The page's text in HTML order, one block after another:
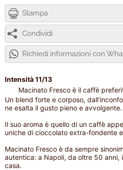
Stampa
Condividi
Richiedi informazioni con
Intensità 11/13
Macinato Fresco è il caffè
Un blend forte e corposo,
ne esalta il gusto pieno e avvolgente.
Il suo aroma è quello di un caffè
uniche di cioccolato extra-fondente
Macinato Fresco è da sempre
autentica: a Napoli, da oltre 50 anni,
casa.